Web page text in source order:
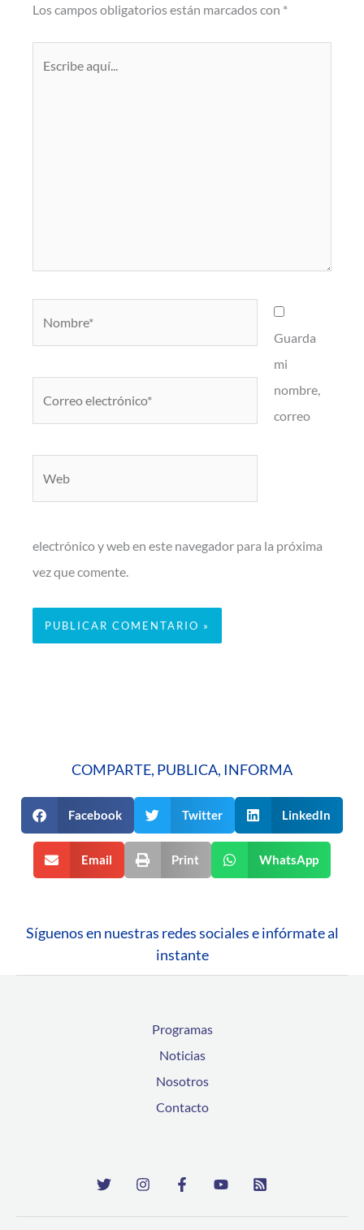
Los campos obligatorios están marcados con *
Guarda
mi
nombre,
correo
electrónico y web en este navegador para la próxima
vez que comente.
COMPARTE, PUBLICA, INFORMA
Facebook Twitter LinkedIn
Email Print WhatsApp
Síguenos en nuestras redes sociales e infórmate al
instante
Programas
Noticias
Nosotros
Contacto